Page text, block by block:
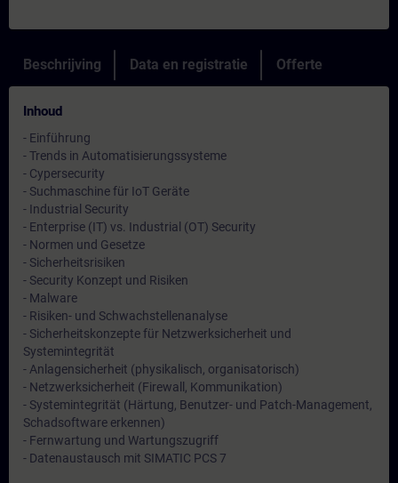
Beschrijving Data en registratie Offerte
Inhoud
- Einführung
- Trends in Automatisierungssysteme
- Cypersecurity
- Suchmaschine für IoT Geräte
- Industrial Security
- Enterprise (IT) vs. Industrial (OT) Security
- Normen und Gesetze
- Sicherheitsrisiken
- Security Konzept und Risiken
- Malware
- Risiken- und Schwachstellenanalyse
- Sicherheitskonzepte für Netzwerksicherheit und
Systemintegrität
- Anlagensicherheit (physikalisch, organisatorisch)
- Netzwerksicherheit (Firewall, Kommunikation)
- Systemintegrität (Härtung, Benutzer- und Patch-Management,
Schadsoftware erkennen)
- Fernwartung und Wartungszugriff
- Datenaustausch mit SIMATIC PCS 7